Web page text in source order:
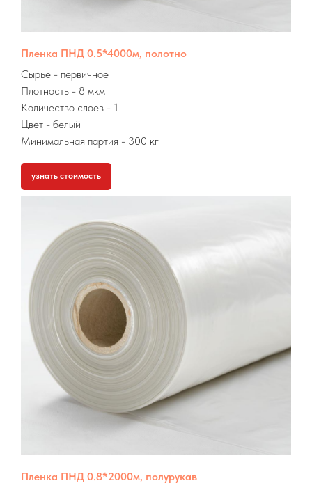
Пленка ПНД 0.5*4000м, полотно
Сырье - первичное
Плотность - 8 мкм
Количество слоев - 1
Цвет - белый
Минимальная партия - 300 кг
узнать стоимость
Пленка ПНД 0.8*2000м, полурукав